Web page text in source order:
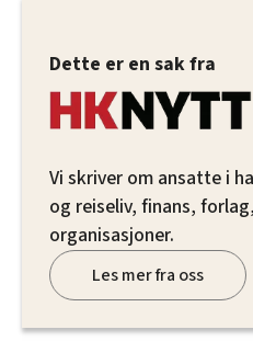
Dette er en sak fra
Vi skriver om ansatte i
og reiseliv, finans,
organisasjoner.
Les mer fra oss